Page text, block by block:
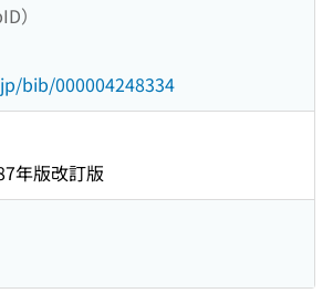
）
bib/000004248334
年版改訂版